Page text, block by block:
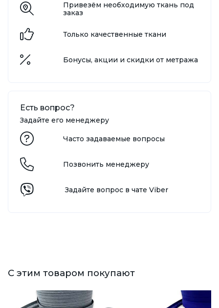
Привезём необходимую ткань под
заказ
Только качественные ткани
Бонусы, акции и скидки от метража
Есть вопрос?
Задайте его менеджеру
Часто задаваемые вопросы
Позвонить менеджеру
Задайте вопрос в чате Viber
С этим товаром покупают